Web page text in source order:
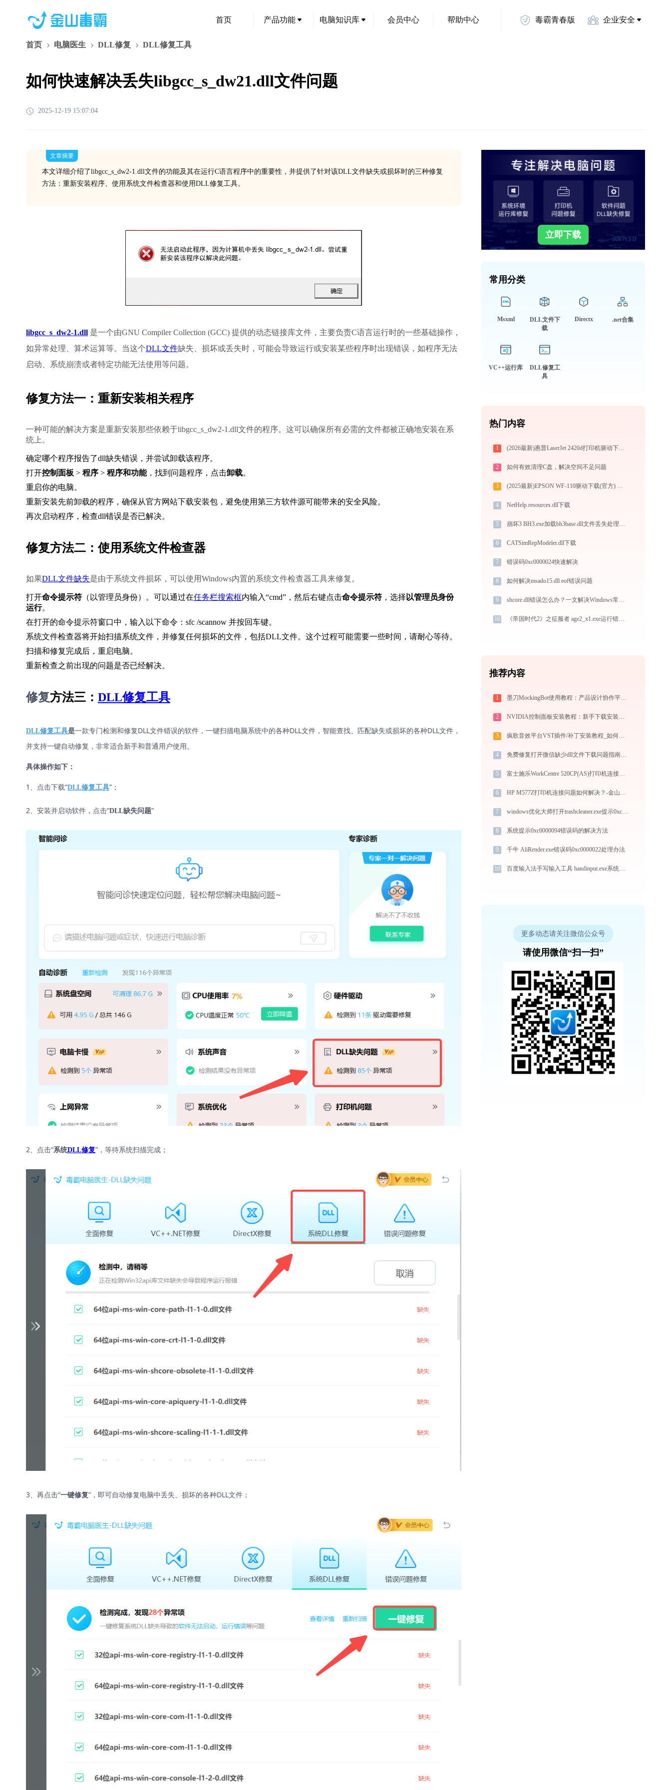
首页 产品功能 电脑知识库 会员中心 帮助中心 毒霸青春版 企业安全
首页 电脑医生 DLL修复 DLL修复工具
如何快速解决丢失libgcc_s_dw21.dll文件问题
2025-12-19 15:07:04
文章摘要
本文详细介绍了libgcc_s_dw2-1.dll文件的功能及其在运行C语言程序中的重要性，并提供了针对该DLL文件缺失或损坏时的三种修复
方法：重新安装程序、使用系统文件检查器和使用DLL修复工具。
libgcc_s_dw2-1.dll 是一个由GNU Compiler Collection (GCC) 提供的动态链接库文件，主要负责C语言运行时的一些基础操作，
如异常处理、算术运算等。当这个DLL文件缺失、损坏或丢失时，可能会导致运行或安装某些程序时出现错误，如程序无法
启动、系统崩溃或者特定功能无法使用等问题。
修复方法一：重新安装相关程序
一种可能的解决方案是重新安装那些依赖于libgcc_s_dw2-1.dll文件的程序。这可以确保所有必需的文件都被正确地安装在系
统上。
确定哪个程序报告了dll缺失错误，并尝试卸载该程序。
打开控制面板 > 程序 > 程序和功能，找到问题程序，点击卸载。
重启你的电脑。
重新安装先前卸载的程序，确保从官方网站下载安装包，避免使用第三方软件源可能带来的安全风险。
再次启动程序，检查dll错误是否已解决。
修复方法二：使用系统文件检查器
如果DLL文件缺失是由于系统文件损坏，可以使用Windows内置的系统文件检查器工具来修复。
打开命令提示符 （以管理员身份）。可以通过在任务栏搜索框内输入“cmd”，然后右键点击命令提示符 ，选择 以管理员身份
运行。
在打开的命令提示符窗口中，输入以下命令： sfc /scannow 并按回车键。
系统文件检查器将开始扫描系统文件，并修复任何损坏的文件，包括DLL文件。这个过程可能需要一些时间，请耐心等待。
扫描和修复完成后，重启电脑。
重新检查之前出现的问题是否已经解决。
修复方法三： DLL修复工具
DLL修复工具是一款专门检测和修复DLL文件错误的软件，一键扫描电脑系统中的各种DLL文件，智能查找、匹配缺失或损坏的各种DLL文件，
并支持一键自动修复，非常适合新手和普通用户使用。
具体操作如下：
1、点击下载“DLL修复工具”；
2、安装并启动软件，点击“DLL缺失问题”
2、点击“系统DLL修复”，等待系统扫描完成；
3、再点击“一键修复”，即可自动修复电脑中丢失、损坏的各种DLL文件；
立即下载
常用分类
Msxml
DLL文件下
载
Directx .net合集
VC++运行库
DLL修复工
具
热门内容
1 (2026最新)惠普LaserJet 2420d打印机驱动下载与安装指南：一步步教您操作
2 如何有效清理C盘，解决空间不足问题
3 (2025最新)EPSON WF-110驱动下载(官方) Win10/Win11支持
4 NetHelp.resources.dll下载
5 崩坏3 BH3.exe加载bh3base.dll文件丢失处理办法
6 CATSimRepModeler.dll下载
7 错误码0xc0000024快速解决
8 如何解决msado15.dll eof错误问题
9 shcore.dll错误怎么办？一文解决Windows常见问题
10 《帝国时代2》之征服者 age2_x1.exe运行错误提示0xc0000022的解决办法
推荐内容
1 墨刀MockingBot使用教程：产品设计协作平台从入门到精通
2 NVIDIA控制面板安装教程：新手下载安装完整指南
3 疯歌音效平台VST插件/补丁安装教程_如何加载插件效果包
4 免费修复打开微信缺少dll文件下载问题指南-金山毒霸
5 富士施乐WorkCentre 520CP(AS)打印机连接问题解决方法 -金山毒霸
6 HP M577Z打印机连接问题如何解决？-金山毒霸
7 windows优化大师打开trashcleaner.exe提示0xc0000017错误码怎么办
8 系统提示0xc0000094错误码的解决方法
9 千牛 AliRender.exe错误码0xc0000022处理办法
10 百度输入法手写输入工具 handinput.exe系统错误hook.dll丢失如何解决
更多动态请关注微信公众号
请使用微信“扫一扫”